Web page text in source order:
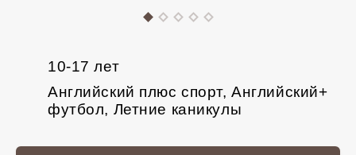
10-17 лет
Английский плюс спорт, Английский+
футбол, Летние каникулы